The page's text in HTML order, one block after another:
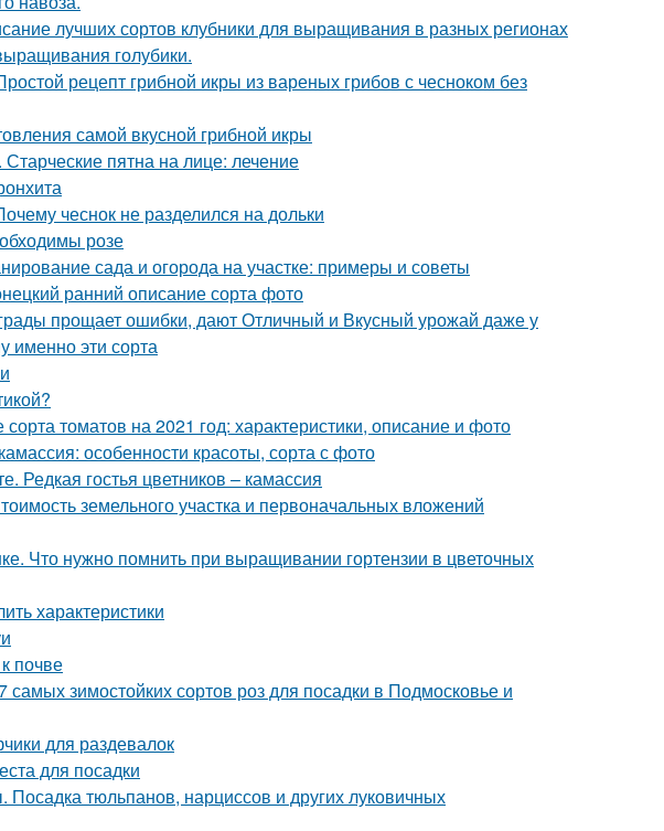
лучших сортов клубники для выращивания в разных регионах
голубики.
рецепт грибной икры из вареных грибов с чесноком без
самой вкусной грибной икры
пятна на лице: лечение
чеснок не разделился на дольки
розе
сада и огорода на участке: примеры и советы
ранний описание сорта фото
прощает ошибки, дают Отличный и Вкусный урожай даже у
именно эти сорта
томатов на 2021 год: характеристики, описание и фото
особенности красоты, сорта с фото
Редкая гостья цветников – камассия
земельного участка и первоначальных вложений
Что нужно помнить при выращивании гортензии в цветочных
характеристики
почве
зимостойких сортов роз для посадки в Подмосковье и
для раздевалок
для посадки
тюльпанов, нарциссов и других луковичных